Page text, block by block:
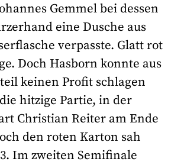
Gemmel bei dessen
eine Dusche aus
verpasste. Glatt rot
Doch Hasborn konnte aus
keinen Profit schlagen
hitzige Partie, in der
Christian Reiter am Ende
den roten Karton sah
Im zweiten Semifinale